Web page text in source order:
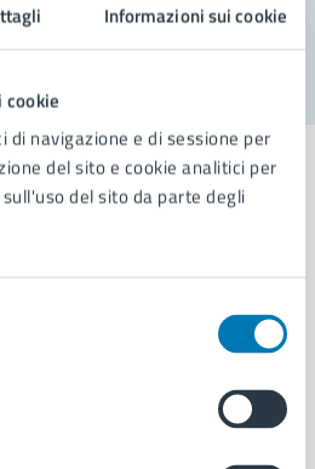
Informazioni sui cookie
di navigazione e di sessione per
del sito e cookie analitici per
del sito da parte degli